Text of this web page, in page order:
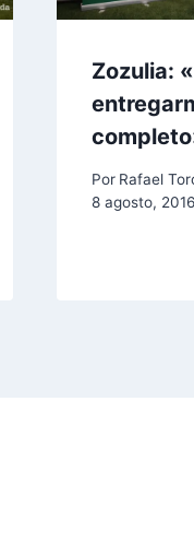
Zozulia:
Por Rafael
8 agosto, 2016